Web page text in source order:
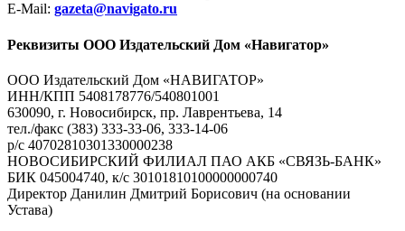
E-Mail: gazeta@navigato.ru
Реквизиты ООО Издательский Дом «Навигатор»
ООО Издательский Дом «НАВИГАТОР»
ИНН/КПП 5408178776/540801001
630090, г. Новосибирск, пр. Лаврентьева, 14
тел./факс (383) 333-33-06, 333-14-06
р/с 40702810301330000238
НОВОСИБИРСКИЙ ФИЛИАЛ ПАО АКБ «СВЯЗЬ-БАНК»
БИК 045004740, к/с 30101810100000000740
Директор Данилин Дмитрий Борисович (на основании
Устава)